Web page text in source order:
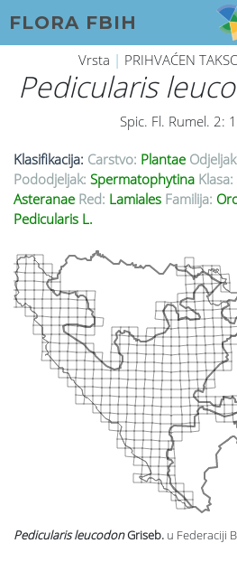
FLORA FBIH
Vrsta | PRIHVAĆEN
Pedicularis
Spic. Fl. Rumel. 2:
Klasifikacija: Carstvo: Plantae
Pododjeljak: Spermatophytina Klasa:
Asteranae Red: Lamiales Familija:
Pedicularis L.
Pedicularis leucodonGriseb. u Federaciji